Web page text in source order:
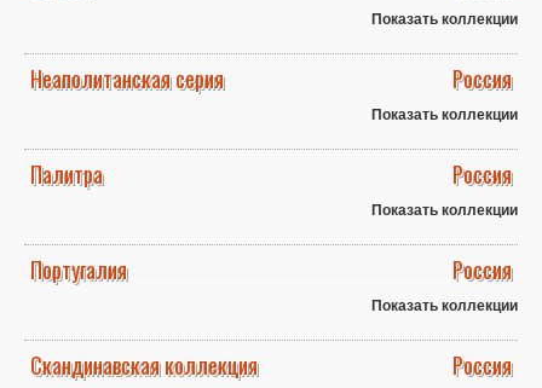
Показать коллекции
Неаполитанская серия Россия
Показать коллекции
Палитра Россия
Показать коллекции
Португалия Россия
Показать коллекции
Скандинавская коллекция Россия